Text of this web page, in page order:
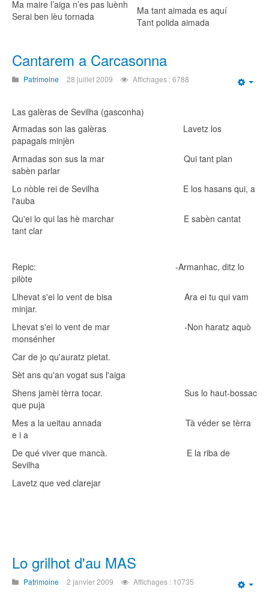
Ma maire l’aiga n’es pas luènh
Serai ben lèu tornada
Ma tant aimada es aquí
Tant polida aimada
Cantarem a Carcasonna
Patrimoine 28 juillet 2009 Affichages : 6788
Las galèras de Sevilha (gasconha)
Armadas son las galèras Lavetz los
papagais minjèn
Armadas son sus la mar Qui tant plan
sabèn parlar
Lo nòble rei de Sevilha E los hasans qui, a
l'auba
Qu'ei lo qui las hè marchar E sabèn cantat
tant clar
Repic: -Armanhac, ditz lo
pilòte
Llhevat s'ei lo vent de bisa Ara ei tu qui vam
minjar.
Lhevat s'ei lo vent de mar -Non haratz aquò
monsénher
Car de jo qu'auratz pietat.
Sèt ans qu'an vogat sus l'aiga
Shens jamèi tèrra tocar. Sus lo haut-bossac
que puja
Mes a la ueitau annada Tà véder se tèrra
e i a
De qué viver que mancà. E la riba de
Sevilha
Lavetz que ved clarejar
Lo grilhot d'au MAS
Patrimoine 2 janvier 2009 Affichages : 10735